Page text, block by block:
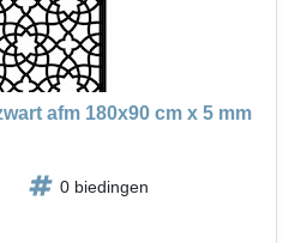
afm 180x90 cm x 5 mm
0 biedingen